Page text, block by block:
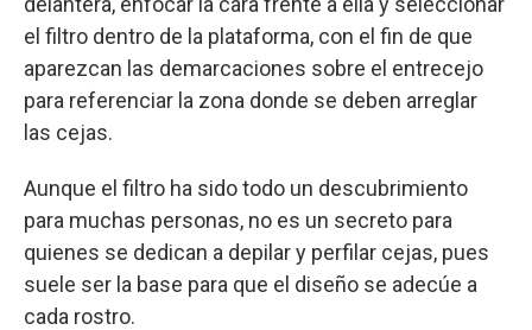
el filtro dentro de la plataforma, con el fin de que
aparezcan las demarcaciones sobre el entrecejo
para referenciar la zona donde se deben arreglar
las cejas.
Aunque el filtro ha sido todo un descubrimiento
para muchas personas, no es un secreto para
quienes se dedican a depilar y perfilar cejas, pues
suele ser la base para que el diseño se adecúe a
cada rostro.